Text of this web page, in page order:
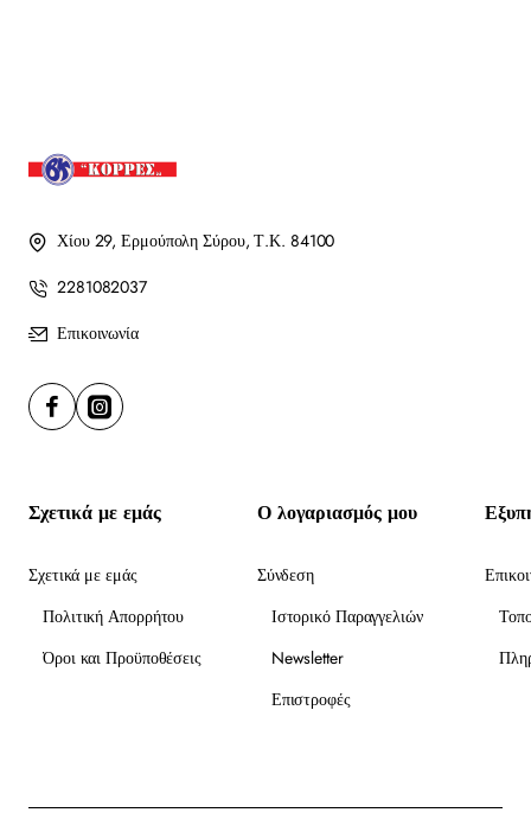
Χίου 29, Ερμούπολη Σύρου, Τ.Κ. 84100
2281082037
Επικοινωνία
Σχετικά με εμάς
Σχετικά με εμάς
Πολιτική Απορρήτου
Όροι και Προϋποθέσεις
Ο λογαριασμός μου
Σύνδεση
Ιστορικό Παραγγελιών
Newsletter
Επιστροφές